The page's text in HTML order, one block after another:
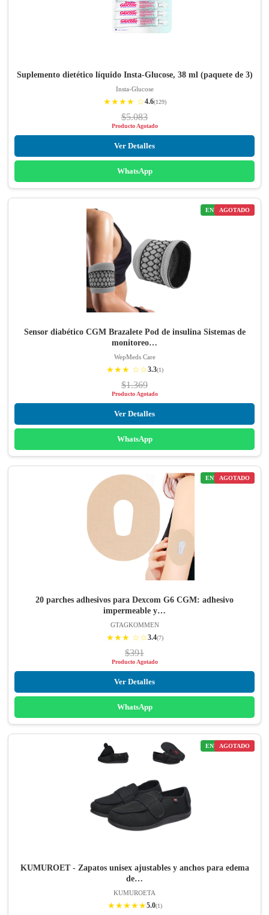
Suplemento dietético líquido Insta-Glucose, 38 ml (paquete de 3)
Insta-Glucose
★★★★ ☆4.6(129)
$5.083
Producto Agotado
Ver Detalles
WhatsApp
ENVÍO GRATIS
AGOTADO
Sensor diabético CGM Brazalete Pod de insulina Sistemas de
monitoreo…
WepMeds Care
★★★ ☆☆3.3(1)
$1.369
Producto Agotado
Ver Detalles
WhatsApp
ENVÍO GRATIS
AGOTADO
20 parches adhesivos para Dexcom G6 CGM: adhesivo
impermeable y…
GTAGKOMMEN
★★★ ☆☆3.4(7)
$391
Producto Agotado
Ver Detalles
WhatsApp
ENVÍO GRATIS
AGOTADO
KUMUROET - Zapatos unisex ajustables y anchos para edema
de…
KUMUROETA
★★★★★5.0(1)